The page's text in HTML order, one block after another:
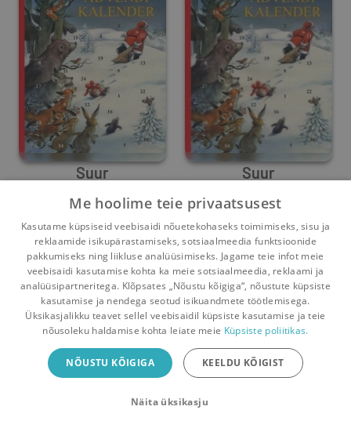
Suur
advendikalender
2 4
Suur
advendikalender
1 0
Pealehele Ostukorv Sõnumid Teated Konto
Raamatuvahetuse mobiiliäpp
Vaheta raamatuid veelgi mugavamalt!
Me hoolime teie privaatsusest
Kasutame küpsiseid veebisaidi nõuetekohaseks toimimiseks, sisu ja
reklaamide isikupärastamiseks, sotsiaalmeedia funktsioonide
pakkumiseks ning liikluse analüüsimiseks. Jagame teie infot meie
veebisaidi kasutamise kohta ka meie sotsiaalmeedia, reklaami ja
analüüsipartneritega. Klõpsates „Nõustu kõigiga“, nõustute küpsiste
kasutamise ja nendega seotud isikuandmete töötlemisega.
Üksikasjalikku teavet sellel veebisaidil küpsiste kasutamise ja teie
nõusoleku haldamise kohta leiate meie Küpsiste poliitikas.
NÕUSTU KÕIGIGA KEELDU KÕIGIST
Näita üksikasju